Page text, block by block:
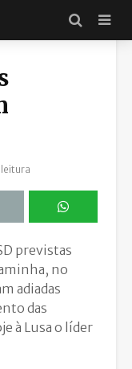
leitura
previstas
no
adiadas
das
à Lusa o líder